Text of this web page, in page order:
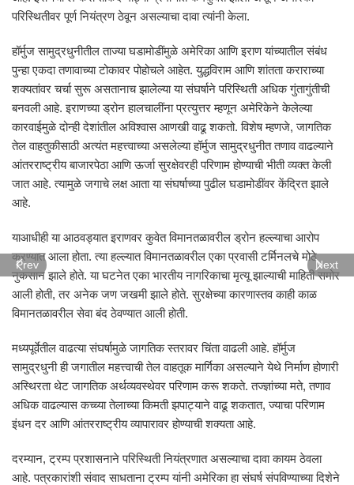
परिस्थितीवर पूर्ण नियंत्रण ठेवून असल्याचा दावा त्यांनी केला.
हॉर्मुज सामुद्रधुनीतील ताज्या घडामोडींमुळे अमेरिका आणि इराण यांच्यातील संबंध
पुन्हा एकदा तणावाच्या टोकावर पोहोचले आहेत. युद्धविराम आणि शांतता कराराच्या
शक्यतांवर चर्चा सुरू असतानाच झालेल्या या संघर्षाने परिस्थिती अधिक गुंतागुंतीची
बनवली आहे. इराणच्या ड्रोन हालचालींना प्रत्युत्तर म्हणून अमेरिकेने केलेल्या
कारवाईमुळे दोन्ही देशांतील अविश्वास आणखी वाढू शकतो. विशेष म्हणजे, जागतिक
तेल वाहतुकीसाठी अत्यंत महत्त्वाच्या असलेल्या हॉर्मुज सामुद्रधुनीत तणाव वाढल्याने
आंतरराष्ट्रीय बाजारपेठा आणि ऊर्जा सुरक्षेवरही परिणाम होण्याची भीती व्यक्त केली
जात आहे. त्यामुळे जगाचे लक्ष आता या संघर्षाच्या पुढील घडामोडींवर केंद्रित झाले
आहे.
याआधीही या आठवड्यात इराणवर कुवेत विमानतळावरील ड्रोन हल्ल्याचा आरोप
करण्यात आला होता. त्या हल्ल्यात विमानतळावरील एका प्रवासी टर्मिनलचे मोठे
नुकसान झाले होते. या घटनेत एका भारतीय नागरिकाचा मृत्यू झाल्याची माहिती समोर
आली होती, तर अनेक जण जखमी झाले होते. सुरक्षेच्या कारणास्तव काही काळ
विमानतळावरील सेवा बंद ठेवण्यात आली होती.
मध्यपूर्वेतील वाढत्या संघर्षामुळे जागतिक स्तरावर चिंता वाढली आहे. हॉर्मुज
सामुद्रधुनी ही जगातील महत्त्वाची तेल वाहतूक मार्गिका असल्याने येथे निर्माण होणारी
अस्थिरता थेट जागतिक अर्थव्यवस्थेवर परिणाम करू शकते. तज्ज्ञांच्या मते, तणाव
अधिक वाढल्यास कच्च्या तेलाच्या किमती झपाट्याने वाढू शकतात, ज्याचा परिणाम
इंधन दर आणि आंतरराष्ट्रीय व्यापारावर होण्याची शक्यता आहे.
दरम्यान, ट्रम्प प्रशासनाने परिस्थिती नियंत्रणात असल्याचा दावा कायम ठेवला
आहे. पत्रकारांशी संवाद साधताना ट्रम्प यांनी अमेरिका हा संघर्ष संपविण्याच्या दिशेने
Prev Next